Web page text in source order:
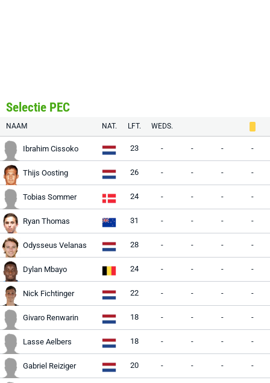
Selectie PEC
NAAM NAT. LFT. WEDS.
Ibrahim Cissoko 23 - - - -
Thijs Oosting 26 - - - -
Tobias Sommer 24 - - - -
Ryan Thomas 31 - - - -
Odysseus Velanas 28 - - - -
Dylan Mbayo 24 - - - -
Nick Fichtinger 22 - - - -
Givaro Renwarin 18 - - - -
Lasse Aelbers 18 - - - -
Gabriel Reiziger 20 - - - -